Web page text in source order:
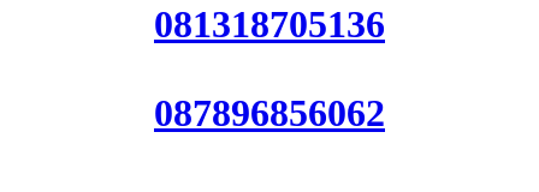
081318705136
087896856062